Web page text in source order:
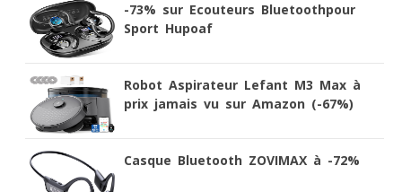
-73% sur Ecouteurs Bluetoothpour
Sport Hupoaf
Robot Aspirateur Lefant M3 Max à
prix jamais vu sur Amazon (-67%)
Casque Bluetooth ZOVIMAX à -72%